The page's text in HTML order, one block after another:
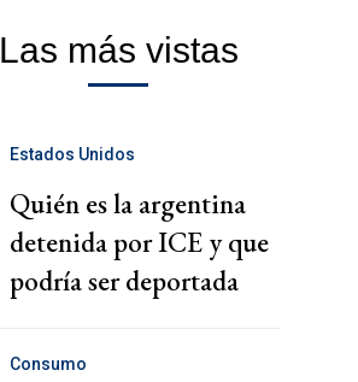
Las más vistas
Estados Unidos
Quién es la argentina
detenida por ICE y que
podría ser deportada
Consumo